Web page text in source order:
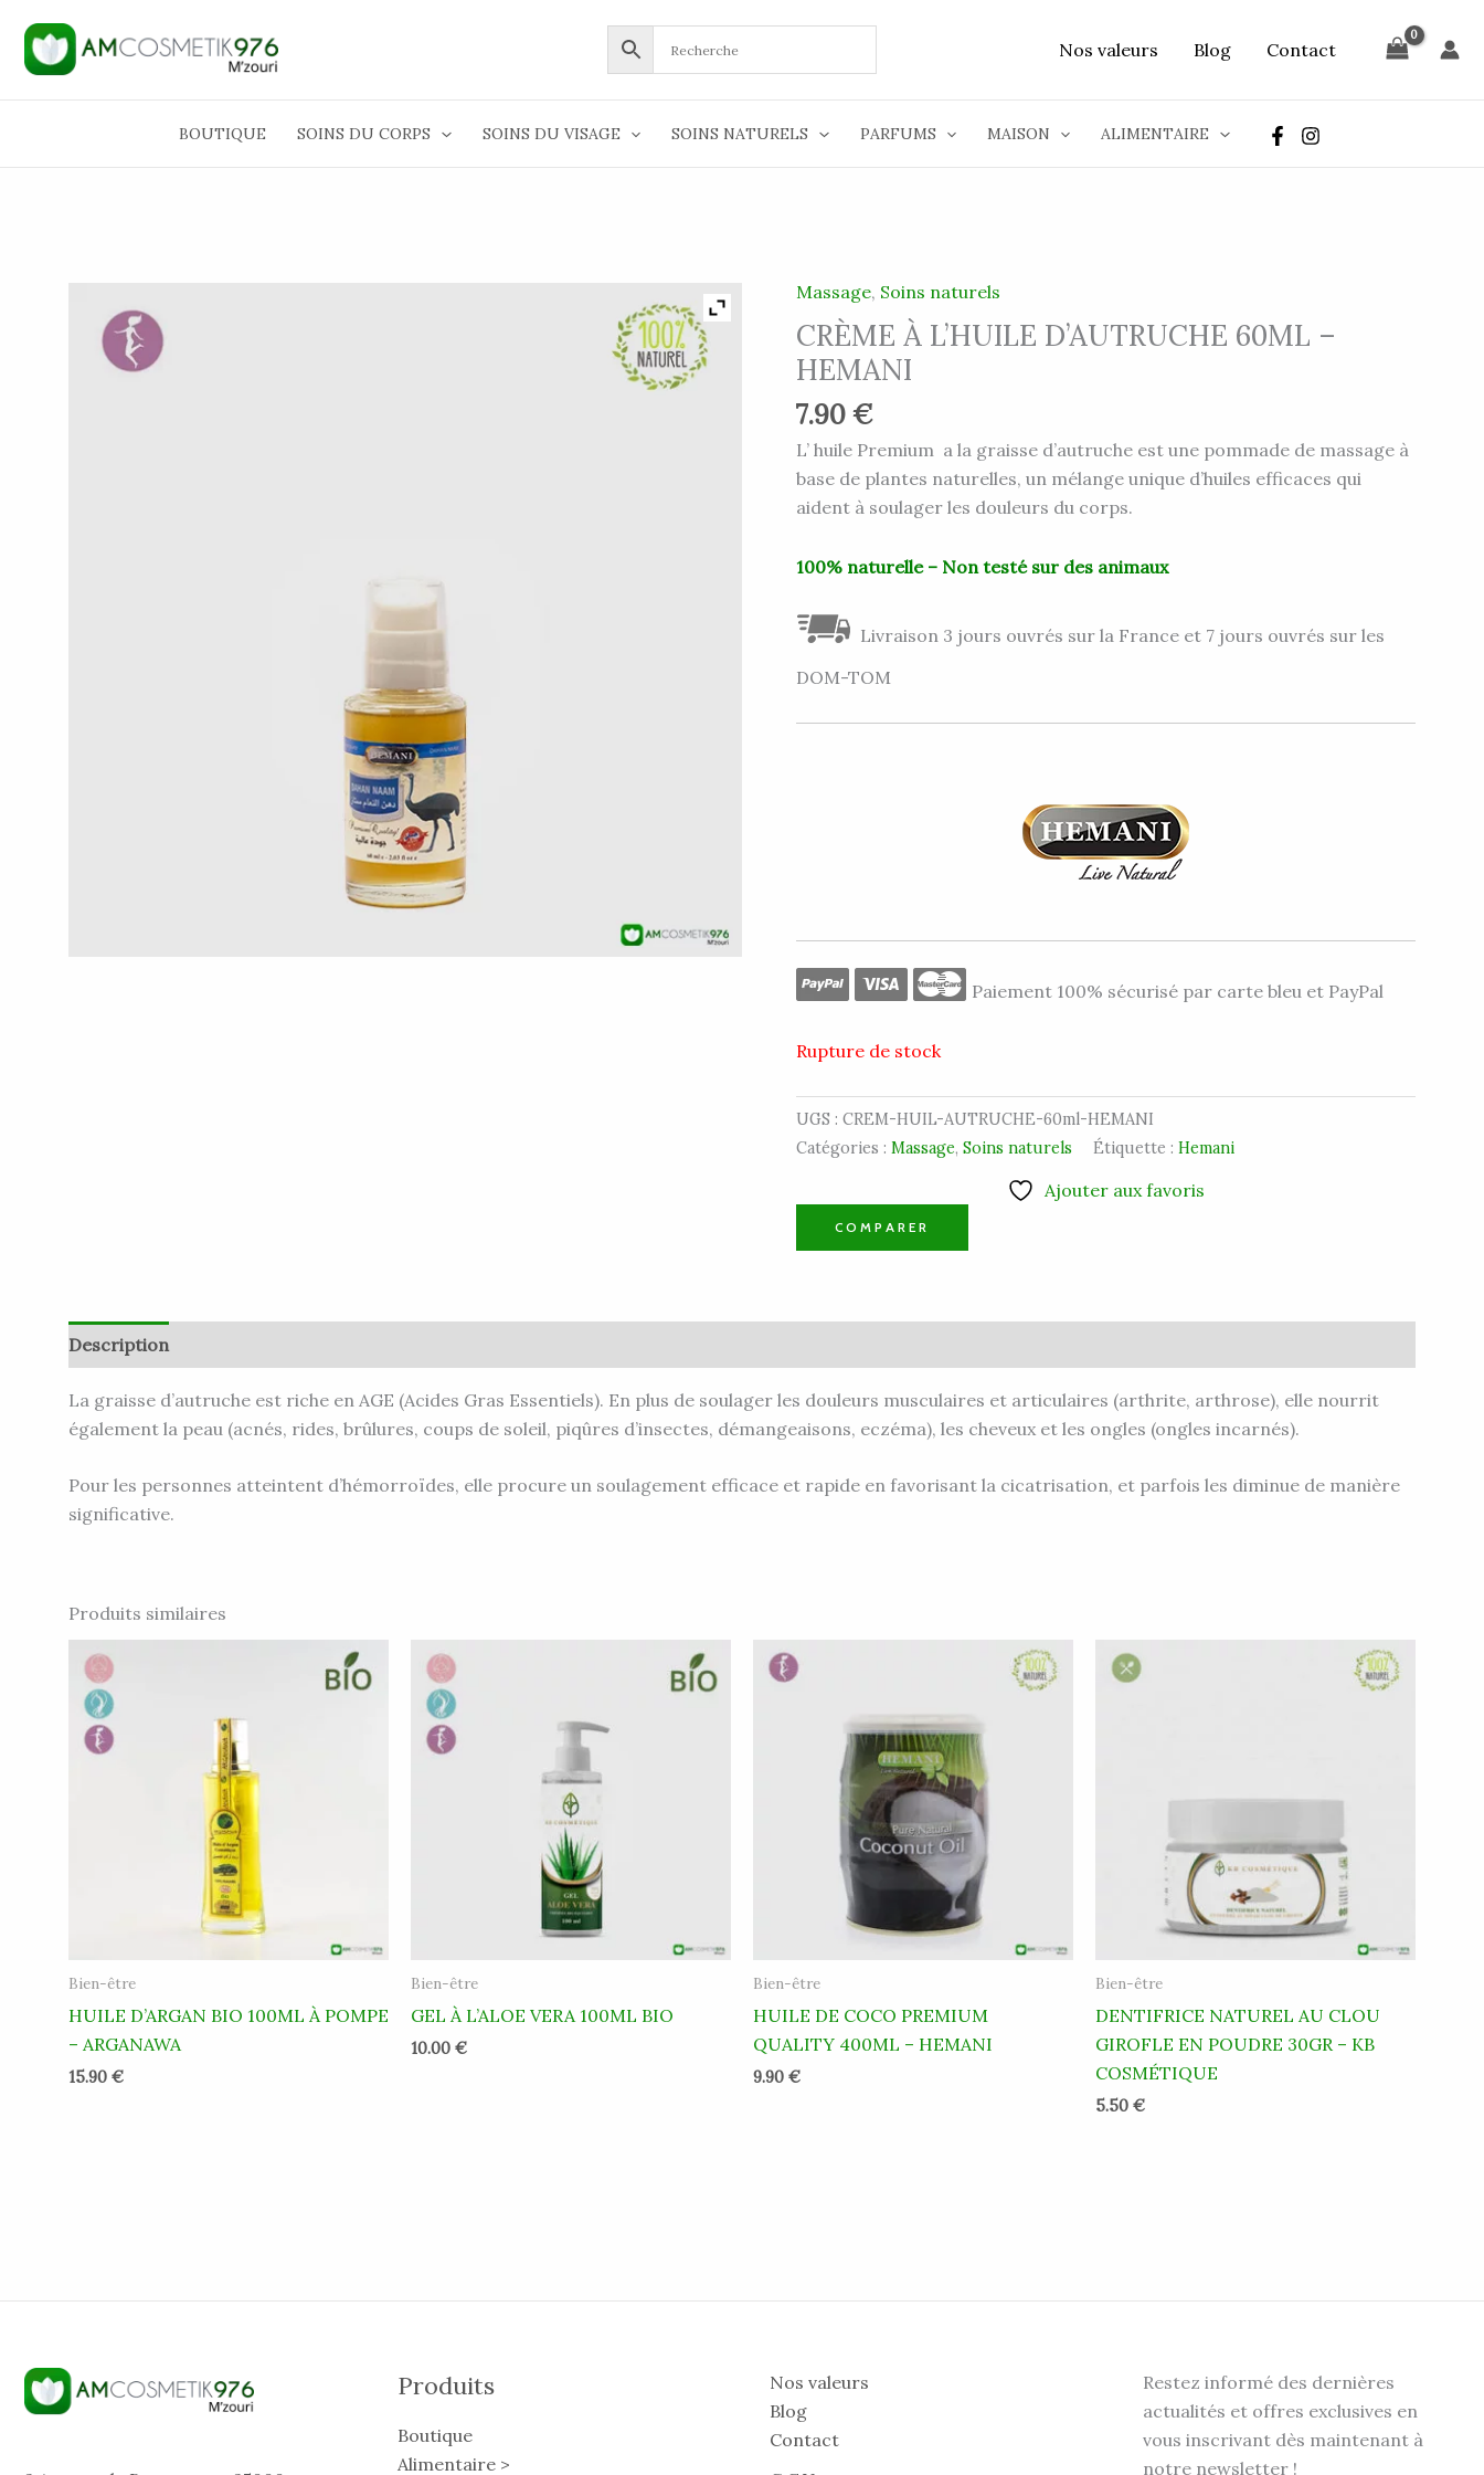
contenu
Nos valeurs Blog Contact
BOUTIQUE SOINS DU CORPS SOINS DU VISAGE SOINS NATURELS PARFUMS MAISON ALIMENTAIRE
Massage, Soins naturels
CRÈME À L’HUILE D’AUTRUCHE 60ML –
HEMANI
7.90€
L’ huile Premium a la graisse d’autruche est une pommade de massage à
base de plantes naturelles, un mélange unique d’huiles efficaces qui
aident à soulager les douleurs du corps.
100% naturelle – Non testé sur des animaux
Livraison 3 jours ouvrés sur la France et 7 jours ouvrés sur les
DOM-TOM
Paiement 100% sécurisé par carte bleu et PayPal
Rupture de stock
UGS : CREM-HUIL-AUTRUCHE-60ml-HEMANI
Catégories : Massage, Soins naturels Étiquette : Hemani
Ajouter aux favoris
COMPARER
Description
La graisse d’autruche est riche en AGE (Acides Gras Essentiels). En plus de soulager les douleurs musculaires et articulaires (arthrite, arthrose), elle nourrit
également la peau (acnés, rides, brûlures, coups de soleil, piqûres d’insectes, démangeaisons, eczéma), les cheveux et les ongles (ongles incarnés).
Pour les personnes atteintent d’hémorroïdes, elle procure un soulagement efficace et rapide en favorisant la cicatrisation, et parfois les diminue de manière
significative.
Produits similaires
Bien-être
HUILE D’ARGAN BIO 100ML À POMPE
– ARGANAWA
15.90 €
Bien-être
GEL À L’ALOE VERA 100ML BIO
10.00 €
Bien-être
HUILE DE COCO PREMIUM
QUALITY 400ML – HEMANI
9.90 €
Bien-être
DENTIFRICE NATUREL AU CLOU
GIROFLE EN POUDRE 30GR – KB
COSMÉTIQUE
5.50 €
Produits
Boutique
Alimentaire >
Nos valeurs
Blog
Contact
Restez informé des dernières
actualités et offres exclusives en
vous inscrivant dès maintenant à
notre newsletter !